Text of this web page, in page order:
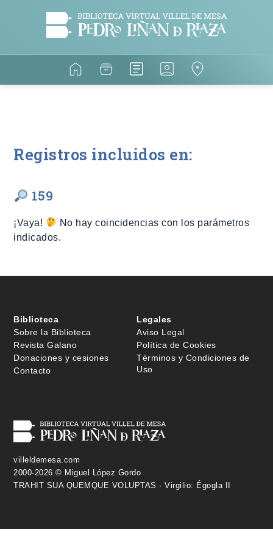
Registros incluidos en:
159
¡Vaya!
No hay coincidencias con los parámetros
indicados.
Biblioteca
Sobre la Biblioteca
Revista Galano
Donaciones y cesiones
Contacto
Legales
Aviso Legal
Política de Cookies
Términos y Condiciones de
Uso
villeldemesa.com
2000-2026 © Miguel López Gordo
TRAHIT SUA QUEMQUE VOLUPTAS · Virgilio: Égogla II